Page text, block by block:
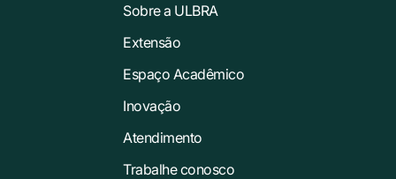
Sobre a ULBRA
Extensão
Espaço Acadêmico
Inovação
Atendimento
Trabalhe conosco